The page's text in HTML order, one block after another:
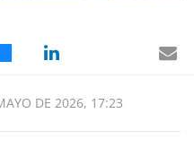
DE 2026, 17:23